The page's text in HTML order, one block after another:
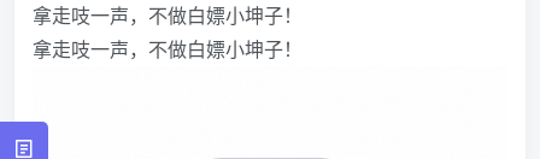
拿走吱一声，不做白嫖小坤子！
拿走吱一声，不做白嫖小坤子！